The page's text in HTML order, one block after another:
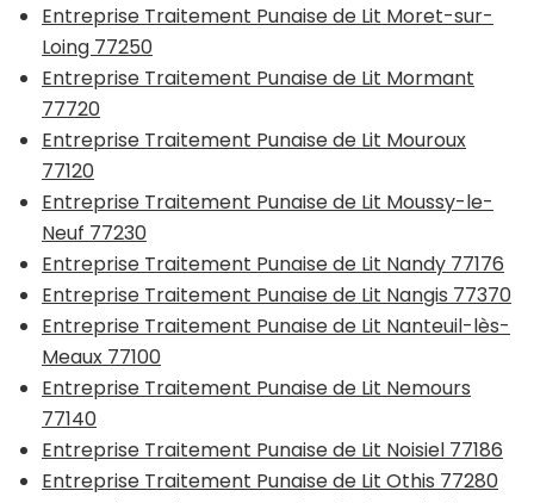
Entreprise Traitement Punaise de Lit Moret-sur-
Loing 77250
Entreprise Traitement Punaise de Lit Mormant
77720
Entreprise Traitement Punaise de Lit Mouroux
77120
Entreprise Traitement Punaise de Lit Moussy-le-
Neuf 77230
Entreprise Traitement Punaise de Lit Nandy 77176
Entreprise Traitement Punaise de Lit Nangis 77370
Entreprise Traitement Punaise de Lit Nanteuil-lès-
Meaux 77100
Entreprise Traitement Punaise de Lit Nemours
77140
Entreprise Traitement Punaise de Lit Noisiel 77186
Entreprise Traitement Punaise de Lit Othis 77280